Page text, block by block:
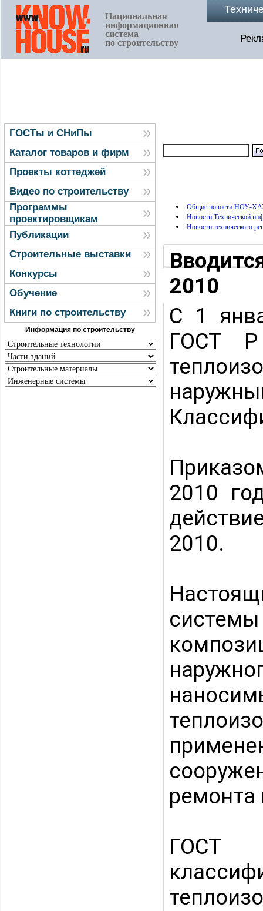
Национальная
информационная
система
по строительству
ГОСТы и СНиПы
Каталог товаров и фирм
Проекты коттеджей
Видео по строительству
Программы
проектировщикам
Публикации
Строительные выставки
Конкурсы
Обучение
Книги по строительству
Информация по строительству
Общие новости НОУ-
Новости Технической
Новости технического
2010
С 1
ГОСТ Р
2010
2010.
ремонта
ГОСТ